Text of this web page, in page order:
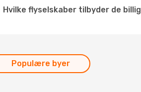
Hvilke flyselskaber tilbyder de
Populære byer